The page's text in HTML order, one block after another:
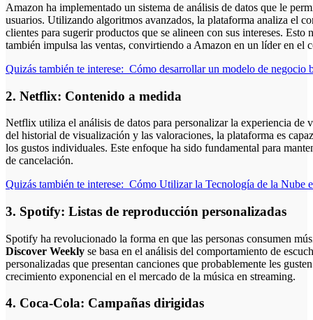
Amazon ha implementado un sistema de análisis de datos que le
usuarios. Utilizando algoritmos avanzados, la plataforma analiza el
clientes para sugerir productos que se alineen con sus intereses.
también impulsa las ventas, convirtiendo a Amazon en un líder en el
Quizás también te interese: Cómo desarrollar un modelo de negocio
2. Netflix: Contenido a medida
Netflix utiliza el análisis de datos para personalizar la experiencia de
del historial de visualización y las valoraciones, la plataforma es
los gustos individuales. Este enfoque ha sido fundamental para
de cancelación.
Quizás también te interese: Cómo Utilizar la Tecnología de la Nube
3. Spotify: Listas de reproducción personalizadas
Spotify ha revolucionado la forma en que las personas consumen
Discover Weekly se basa en el análisis del comportamiento de
personalizadas que presentan canciones que probablemente les
crecimiento exponencial en el mercado de la música en streaming.
4. Coca-Cola: Campañas dirigidas